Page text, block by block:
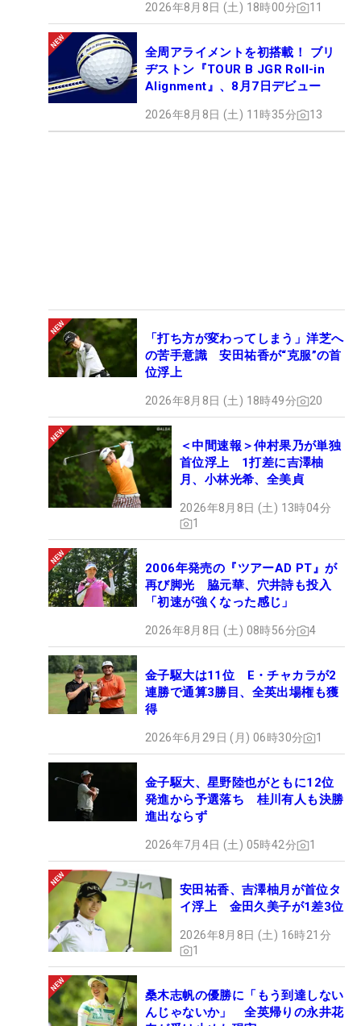
2026年8月8日 (土) 18時00分 11
全周アライメントを初搭載！ ブリ
ヂストン『TOUR B JGR Roll-in
Alignment』、8月7日デビュー
2026年8月8日 (土) 11時35分 13
「打ち方が変わってしまう」洋芝へ
の苦手意識 安田祐香が“克服”の首
位浮上
2026年8月8日 (土) 18時49分 20
＜中間速報＞仲村果乃が単独
首位浮上 1打差に吉澤柚
月、小林光希、全美貞
2026年8月8日 (土) 13時04分
1
2006年発売の『ツアーAD PT』が
再び脚光 脇元華、穴井詩も投入
「初速が強くなった感じ」
2026年8月8日 (土) 08時56分 4
金子駆大は11位 E・チャカラが2
連勝で通算3勝目、全英出場権も獲
得
2026年6月29日 (月) 06時30分 1
金子駆大、星野陸也がともに12位
発進から予選落ち 桂川有人も決勝
進出ならず
2026年7月4日 (土) 05時42分 1
安田祐香、吉澤柚月が首位タ
イ浮上 金田久美子が1差3位
2026年8月8日 (土) 16時21分
1
桑木志帆の優勝に「もう到達しない
んじゃないか」 全英帰りの永井花